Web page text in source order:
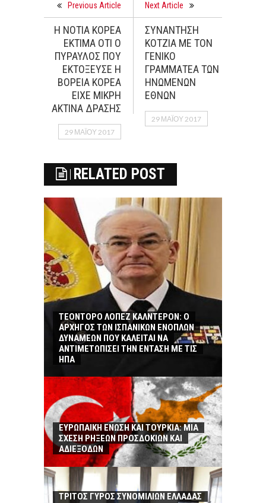
Previous Article
Η ΝΟΤΙΑ ΚΟΡΕΑ
ΕΚΤΙΜΑ ΟΤΙ Ο
ΠΥΡΑΥΛΟΣ ΠΟΥ
ΕΚΤΟΞΕΥΣΕ Η
ΒΟΡΕΙΑ ΚΟΡΕΑ
ΕΙΧΕ ΜΙΚΡΗ
ΑΚΤΙΝΑ ΔΡΑΣΗΣ
29 ΜΑΪ́ΟΥ 2017
Next Article
ΣΥΝΑΝΤΗΣΗ
ΚΟΤΖΙΑ ΜΕ ΤΟΝ
ΓΕΝΙΚΟ
ΓΡΑΜΜΑΤΕΑ ΤΩΝ
ΗΝΩΜΕΝΩΝ
ΕΘΝΩΝ
29 ΜΑΪ́ΟΥ 2017
RELATED POST
ΤΕΟΝΤΟΡΟ ΛΟΠΕΖ ΚΑΛΝΤΕΡΟΝ: O
ΑΡΧΗΓΟΣ ΤΩΝ ΙΣΠΑΝΙΚΩΝ ΕΝΟΠΛΩΝ
ΔΥΝΑΜΕΩΝ ΠΟΥ ΚΑΛΕΙΤΑΙ ΝΑ
ΑΝΤΙΜΕΤΩΠΙΣΕΙ ΤΗΝ ΕΝΤΑΣΗ ΜΕ ΤΙΣ
ΗΠΑ
ΕΥΡΩΠΑΙΚΗ ΕΝΩΣΗ ΚΑΙ ΤΟΥΡΚΙΑ: ΜΙΑ
ΣΧΕΣΗ ΡΗΞΕΩΝ ΠΡΟΣΔΟΚΙΩΝ ΚΑΙ
ΑΔΙΕΞΟΔΩΝ
ΤΡΙΤΟΣ ΓΥΡΟΣ ΣΥΝΟΜΙΛΙΩΝ ΕΛΛΑΔΑΣ